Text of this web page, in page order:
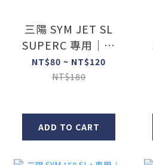
三陽 SYM JET SL
SUPERC 專用｜反
光LOGO飾貼 車身
改造反光貼紙
NT$80 ~ NT$120
NT$180
ADD TO CART